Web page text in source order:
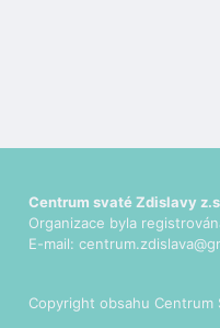
Centrum svaté Zdislavy
Organizace byla
E-mail:
Copyright obsahu Centrum